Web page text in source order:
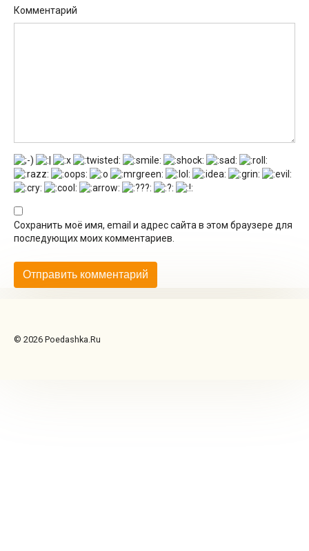
Комментарий
Сохранить моё имя, email и адрес сайта в этом браузере для
последующих моих комментариев.
© 2026 Poedashka.Ru